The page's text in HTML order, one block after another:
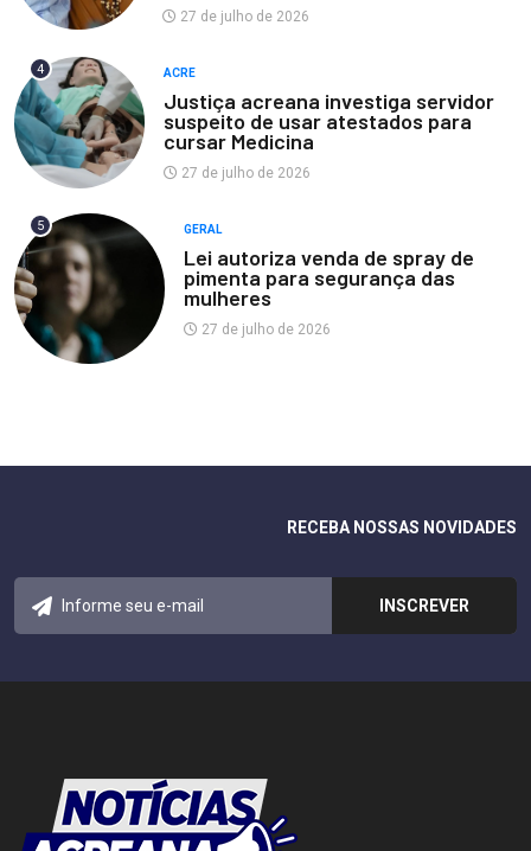
27 de julho de 2026
4 ACRE
Justiça acreana investiga servidor
suspeito de usar atestados para
cursar Medicina
27 de julho de 2026
5 GERAL
Lei autoriza venda de spray de
pimenta para segurança das
mulheres
27 de julho de 2026
RECEBA NOSSAS NOVIDADES